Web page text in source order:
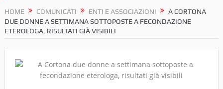
HOME COMUNICATI ENTI E ASSOCIAZIONI
A CORTONA
DUE DONNE A SETTIMANA SOTTOPOSTE A FECONDAZIONE
ETEROLOGA, RISULTATI GIÀ VISIBILI